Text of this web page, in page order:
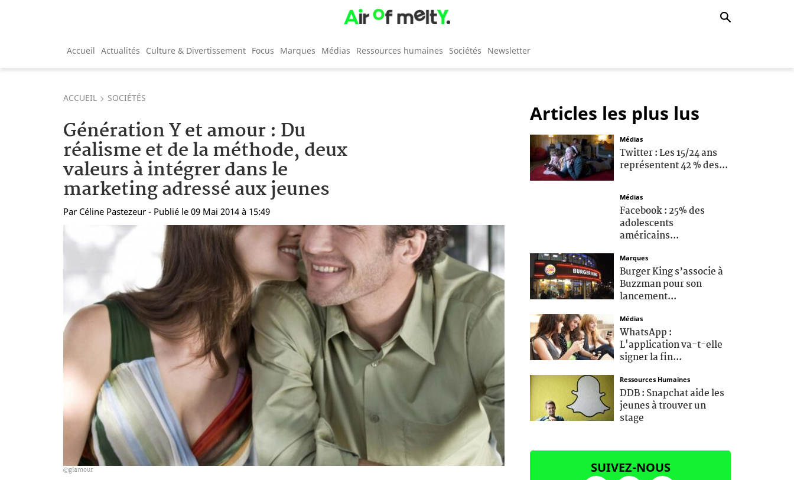
Accueil Actualités Culture & Divertissement Focus Marques Médias Ressources humaines Sociétés Newsletter
ACCUEIL SOCIÉTÉS
Génération Y et amour : Du
réalisme et de la méthode, deux
valeurs à intégrer dans le
marketing adressé aux jeunes
Par Céline Pastezeur - Publié le 09 Mai 2014 à 15:49
glamour
Articles les plus lus
Médias
Twitter : Les 15/24 ans
représentent 42 % des...
Médias
Facebook : 25% des
adolescents
américains...
Marques
Burger King s’associe à
Buzzman pour son
lancement...
Médias
WhatsApp :
L'application va-t-elle
signer la fin...
Ressources Humaines
DDB : Snapchat aide les
jeunes à trouver un
stage
SUIVEZ-NOUS